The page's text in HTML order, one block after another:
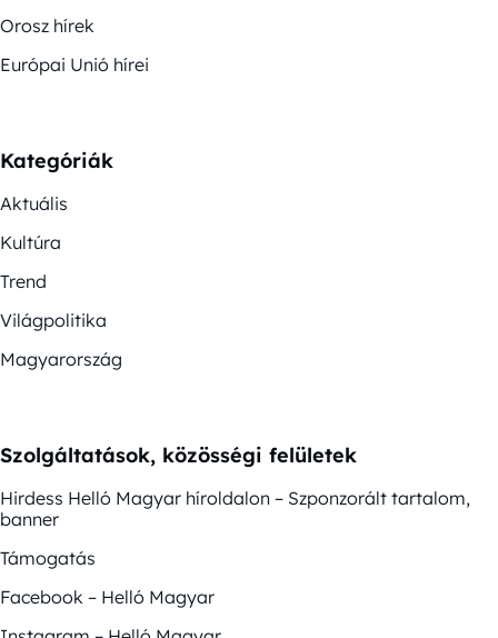
Orosz hírek
Európai Unió hírei
Kategóriák
Aktuális
Kultúra
Trend
Világpolitika
Magyarország
Szolgáltatások, közösségi felületek
Hirdess Helló Magyar híroldalon – Szponzorált tartalom,
banner
Támogatás
Facebook – Helló Magyar